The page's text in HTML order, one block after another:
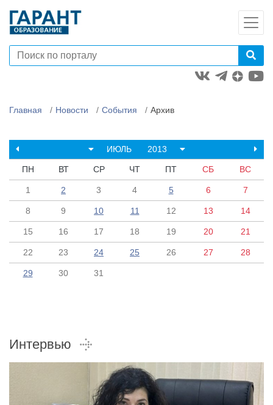
Главная Новости События Архив
ИЮЛЬ 2013
ПН ВТ СР ЧТ ПТ СБ ВС
1 2 3 4 5 6 7
8 9 10 11 12 13 14
15 16 17 18 19 20 21
22 23 24 25 26 27 28
29 30 31
Интервью